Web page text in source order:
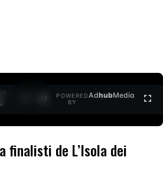
/
POWERED
BY
AdhubMedia
finalisti de L’Isola dei